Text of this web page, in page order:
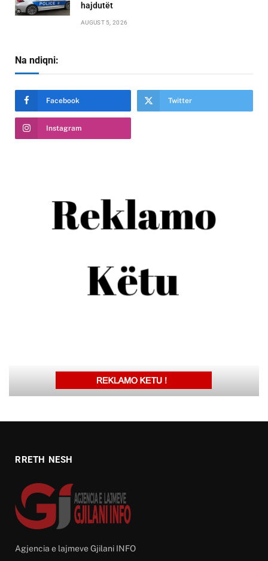
hajdutët
AUGUST 5, 2026
Na ndiqni:
Facebook Twitter
Instagram
RRETH NESH
Agjencia e lajmeve Gjilani INFO